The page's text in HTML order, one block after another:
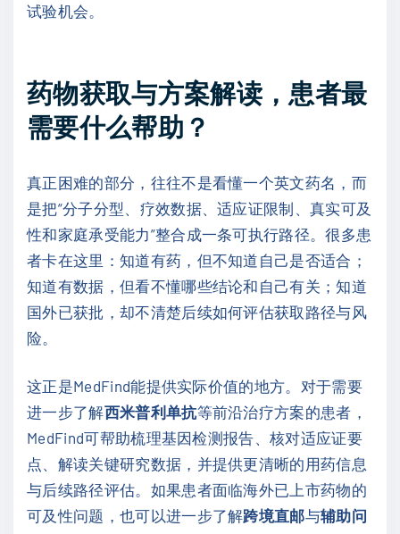
试验机会。
药物获取与方案解读，患者最
需要什么帮助？
真正困难的部分，往往不是看懂一个英文药名，而
是把“分子分型、疗效数据、适应证限制、真实可及
性和家庭承受能力”整合成一条可执行路径。很多患
者卡在这里：知道有药，但不知道自己是否适合；
知道有数据，但看不懂哪些结论和自己有关；知道
国外已获批，却不清楚后续如何评估获取路径与风
险。
这正是MedFind能提供实际价值的地方。对于需要
进一步了解西米普利单抗等前沿治疗方案的患者，
MedFind可帮助梳理基因检测报告、核对适应证要
点、解读关键研究数据，并提供更清晰的用药信息
与后续路径评估。如果患者面临海外已上市药物的
可及性问题，也可以进一步了解跨境直邮与辅助问